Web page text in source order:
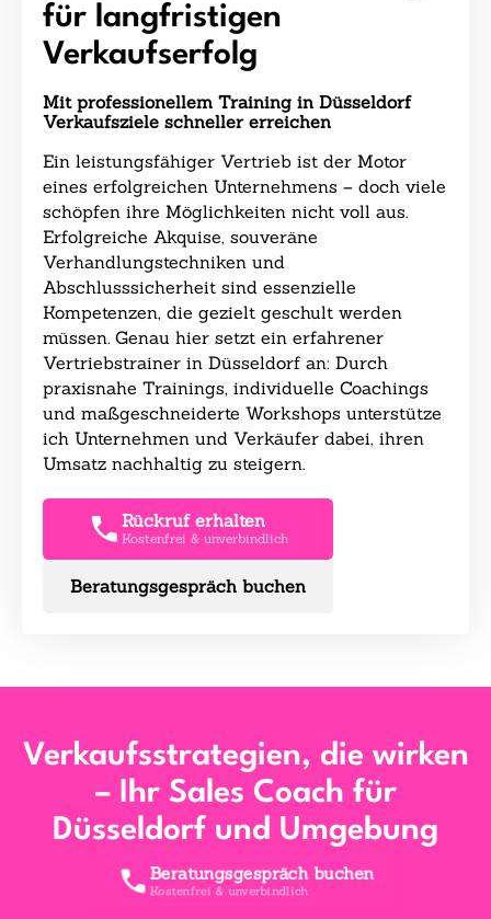
für langfristigen
Verkaufserfolg
Mit professionellem Training in Düsseldorf
Verkaufsziele schneller erreichen
Ein leistungsfähiger Vertrieb ist der Motor
eines erfolgreichen Unternehmens – doch viele
schöpfen ihre Möglichkeiten nicht voll aus.
Erfolgreiche Akquise, souveräne
Verhandlungstechniken und
Abschlusssicherheit sind essenzielle
Kompetenzen, die gezielt geschult werden
müssen. Genau hier setzt ein erfahrener
Vertriebstrainer in Düsseldorf an: Durch
praxisnahe Trainings, individuelle Coachings
und maßgeschneiderte Workshops unterstütze
ich Unternehmen und Verkäufer dabei, ihren
Umsatz nachhaltig zu steigern.
Rückruf erhalten
Kostenfrei & unverbindlich
Beratungsgespräch buchen
Verkaufsstrategien, die wirken
– Ihr Sales Coach für
Düsseldorf und Umgebung
Beratungsgespräch buchen
Kostenfrei & unverbindlich